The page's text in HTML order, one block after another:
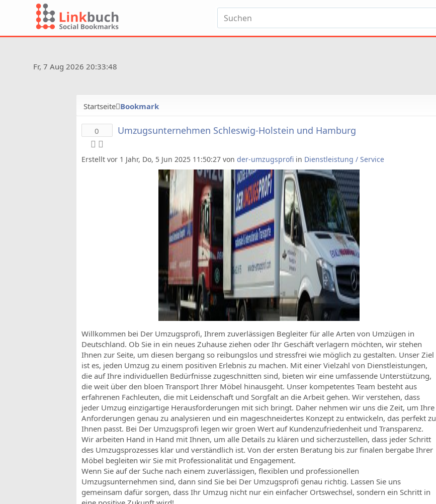
Fr, 7 Aug 2026 20:33:48
Startseite Bookmark
0 Umzugsunternehmen Schleswig-Holstein und Hamburg
Erstellt vor 1 Jahr, Do, 5 Jun 2025 11:50:27 von der-umzugsprofi in Dienstleistung / Service
Willkommen bei Der Umzugsprofi, Ihrem zuverlässigen Begleiter für alle Arten von Umzügen in
Deutschland. Ob Sie in ein neues Zuhause ziehen oder Ihr Geschäft verlagern möchten, wir stehen
Ihnen zur Seite, um diesen bergang so reibungslos und stressfrei wie möglich zu gestalten. Unser Ziel
ist es, jeden Umzug zu einem positiven Erlebnis zu machen. Mit einer Vielzahl von Dienstleistungen,
die auf Ihre individuellen Bedürfnisse zugeschnitten sind, bieten wir eine umfassende Unterstützung,
die weit über den bloen Transport Ihrer Möbel hinausgeht. Unser kompetentes Team besteht aus
erfahrenen Fachleuten, die mit Leidenschaft und Sorgfalt an die Arbeit gehen. Wir verstehen, dass
jeder Umzug einzigartige Herausforderungen mit sich bringt. Daher nehmen wir uns die Zeit, um Ihre
Anforderungen genau zu analysieren und ein mageschneidertes Konzept zu entwickeln, das perfekt zu
Ihnen passt. Bei Der Umzugsprofi legen wir groen Wert auf Kundenzufriedenheit und Transparenz.
Wir arbeiten Hand in Hand mit Ihnen, um alle Details zu klären und sicherzustellen, dass jeder Schritt
des Umzugsprozesses klar und verständlich ist. Von der ersten Beratung bis zur finalen bergabe Ihrer
Möbel begleiten wir Sie mit Professionalität und Engagement.
Wenn Sie auf der Suche nach einem zuverlässigen, flexiblen und professionellen
Umzugsunternehmen sind, dann sind Sie bei Der Umzugsprofi genau richtig. Lassen Sie uns
gemeinsam dafür sorgen, dass Ihr Umzug nicht nur ein einfacher Ortswechsel, sondern ein Schritt in